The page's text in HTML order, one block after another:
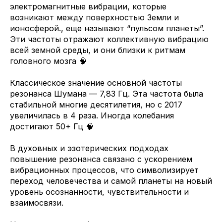
электромагнитные вибрации, которые
возникают между поверхностью Земли и
ионосферой., еще называют “пульсом планеты”.
Эти частоты отражают коллективную вибрацию
всей земной среды, и они близки к ритмам
головного мозга 🧠
Классическое значение основной частоты
резонанса Шумана — 7,83 Гц. Эта частота была
стабильной многие десятилетия, но с 2017
увеличилась в 4 раза. Иногда колебания
достигают 50+ Гц 🧠
В духовных и эзотерических подходах
повышение резонанса связано с ускорением
вибрационных процессов, что символизирует
переход человечества и самой планеты на новый
уровень осознанности, чувствительности и
взаимосвязи.